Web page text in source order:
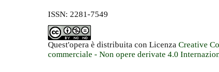
ISSN: 2281-7549
Quest'opera è distribuita con Licenza Creative
commerciale - Non opere derivate 4.0